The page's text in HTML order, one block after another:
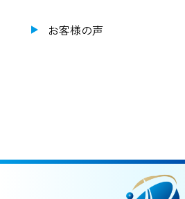
お客様の声